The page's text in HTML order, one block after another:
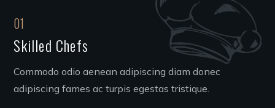
01
Skilled Chefs
Commodo odio aenean adipiscing diam donec
adipiscing fames ac turpis egestas tristique.